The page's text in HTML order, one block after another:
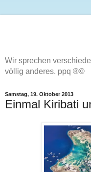
Wir sprechen
völlig anderes. ppq ®©
Samstag, 19. Oktober 2013
Einmal Kiribati